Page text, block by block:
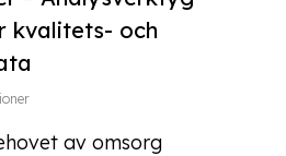
kvalitets- och
av omsorg